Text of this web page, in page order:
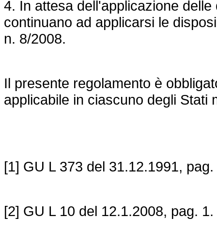
4. In attesa dell'applicazione
continuano ad applicarsi le
n. 8/2008.
Il presente regolamento è
applicabile in ciascuno degli Stati
[1] GU L 373 del 31.12.1991, pag.
[2] GU L 10 del 12.1.2008, pag. 1.